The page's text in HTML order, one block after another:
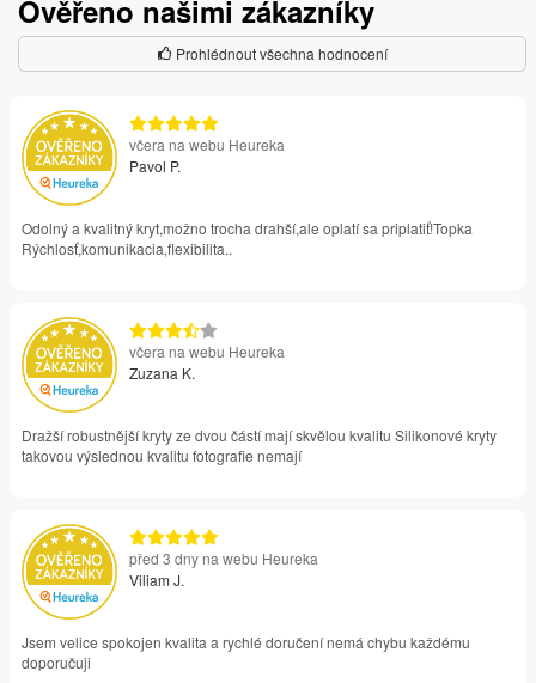
Ověřeno našimi zákazníky
Prohlédnout všechna hodnocení
včera na webu Heureka
Pavol P.
Odolný a kvalitný kryt,možno trocha drahší,ale oplatí sa priplatiť!Topka
Rýchlosť,komunikacia,flexibilita..
včera na webu Heureka
Zuzana K.
Dražší robustnější kryty ze dvou částí mají skvělou kvalitu Silikonové kryty
takovou výslednou kvalitu fotografie nemají
před 3 dny na webu Heureka
Viliam J.
Jsem velice spokojen kvalita a rychlé doručení nemá chybu každému
doporučuji